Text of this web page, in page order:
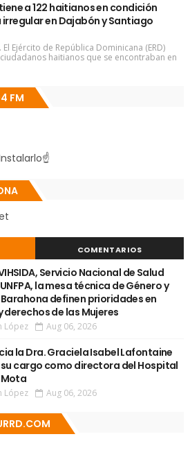
a 122 haitianos en condición
en Dajabón y Santiago
El Ejército de República Dominicana (ERD)
haitianos que se encontraban en
FM
COMENTARIOS
Servicio Nacional de Salud
la mesa técnica de Género y
Barahona definen prioridades en
derechos de las Mujeres
López Aug 06, 2026
la Dra. Graciela Isabel Lafontaine
su cargo como directora del Hospital
López Aug 06, 2026